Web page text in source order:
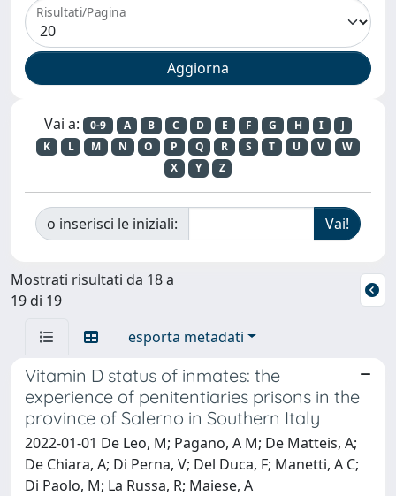
Risultati/Pagina
Vai a: 0-9 A B C D E F G H I
J
K
L M N O P Q R S T U V
W
X
Y Z
o inserisci le iniziali:
Mostrati risultati da 18 a
19 di 19
esporta metadati
Vitamin D status of inmates: the
experience of penitentiaries prisons in the
province of Salerno in Southern Italy
2022-01-01 De Leo, M; Pagano, A M; De Matteis, A;
De Chiara, A; Di Perna, V; Del Duca, F; Manetti, A C;
Di Paolo, M; La Russa, R; Maiese, A